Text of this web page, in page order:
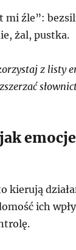
mi źle”:
żal, pustka.
z listy
kierują
ich